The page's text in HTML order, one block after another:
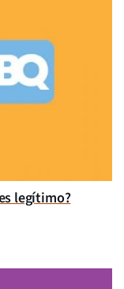
legítimo?